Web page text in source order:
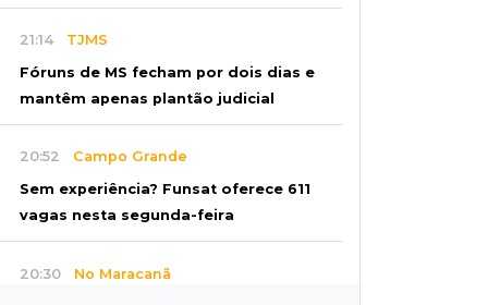
21:14 TJMS
Fóruns de MS fecham por dois dias e
mantêm apenas plantão judicial
20:52 Campo Grande
Sem experiência? Funsat oferece 611
vagas nesta segunda-feira
20:30 No Maracanã